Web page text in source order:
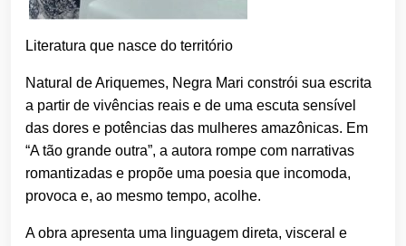
Literatura que nasce do território
Natural de Ariquemes, Negra Mari constrói sua escrita
a partir de vivências reais e de uma escuta sensível
das dores e potências das mulheres amazônicas. Em
“A tão grande outra”, a autora rompe com narrativas
romantizadas e propõe uma poesia que incomoda,
provoca e, ao mesmo tempo, acolhe.
A obra apresenta uma linguagem direta, visceral e